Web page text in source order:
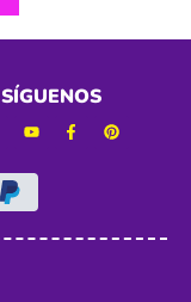
SÍGUENOS